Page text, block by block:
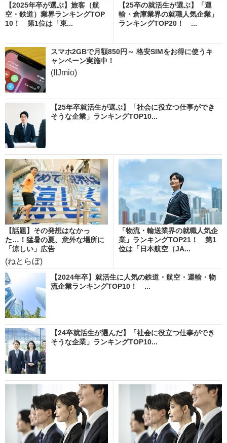
【2025年卒が選ぶ】旅客（航
空・鉄道）業界ランキングTOP
10！ 第1位は「東...
【25卒の就活生が選ぶ】「運
輸・倉庫業界の就職人気企業」
ランキングTOP20！ ...
スマホ2GBで月額850円～ 格安SIMをお得に使うキ
ャンペーン実施中！
(IIJmio)
【25年卒就活生が選ぶ】「社会に役立つ仕事ができ
そうな企業」ランキングTOP10...
【話題】その発想はなかっ
た…！猛暑の夏、意外な場所に
「涼しい」広告
(ねとらぼ)
「物流・輸送業界の就職人気企
業」ランキングTOP21！ 第1
位は「日本航空（JA...
【2024年卒】就活生に人気の鉄道・航空・運輸・物
流企業ランキングTOP10！ ...
【24卒就活生が選んだ】「社会に役立つ仕事ができ
そうな企業」ランキングTOP10...